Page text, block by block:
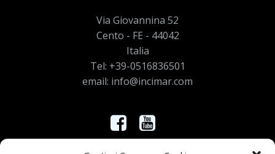
Via Giovannina 52
Cento - FE - 44042
Italia
Tel: +39-0516836501
email: info@incimar.com